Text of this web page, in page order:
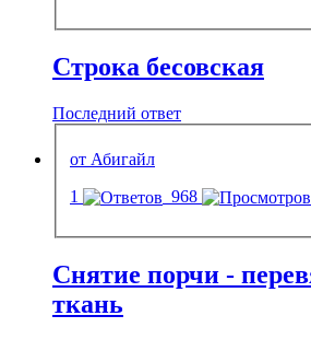
Строка бесовская
Последний ответ
от Абигайл
1
968
Снятие порчи -
ткань